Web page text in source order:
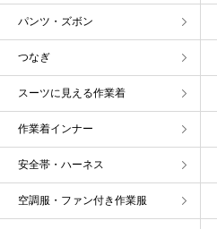
パンツ・ズボン
つなぎ
スーツに見える作業着
作業着インナー
安全帯・ハーネス
空調服・ファン付き作業服